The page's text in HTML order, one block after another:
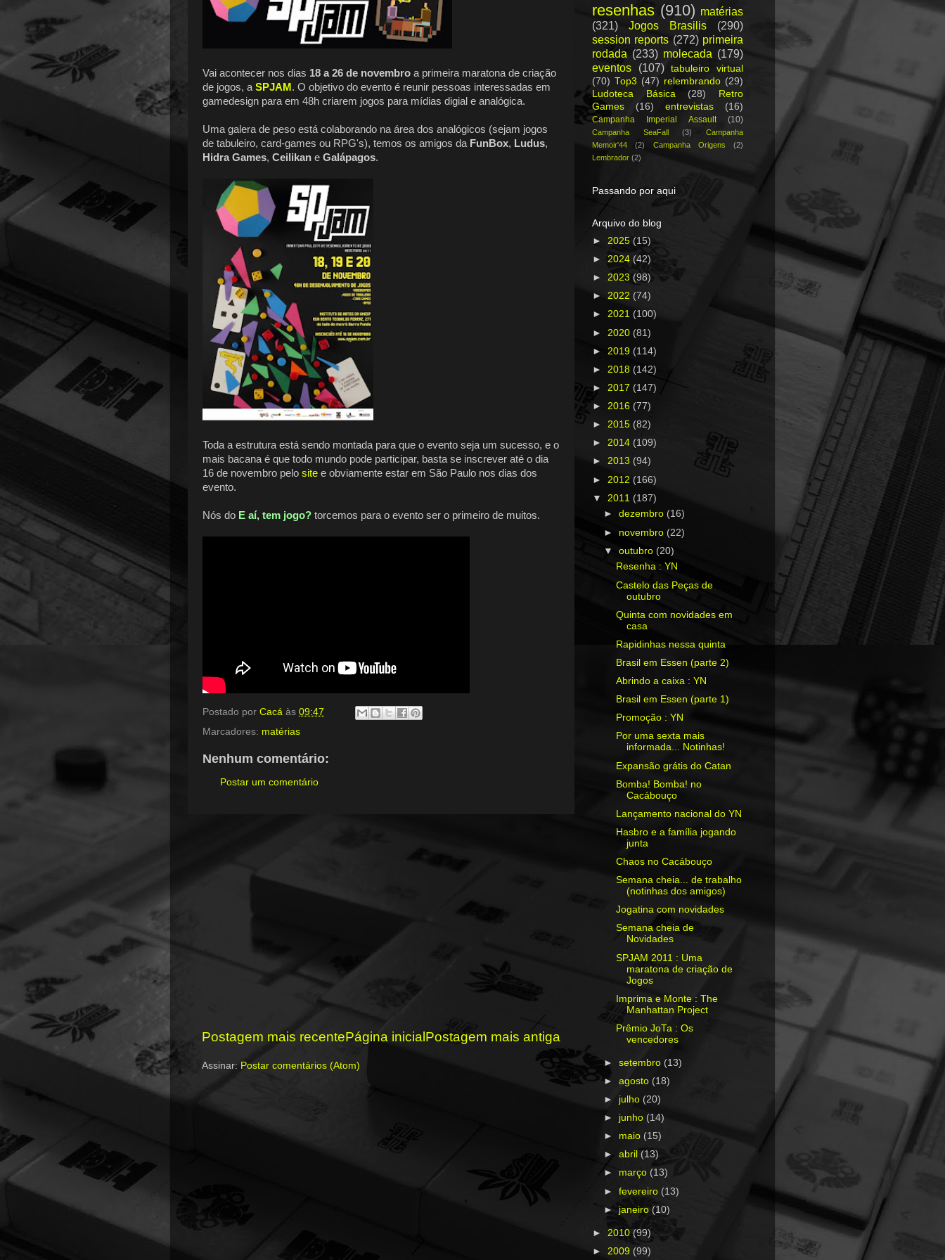
Vai acontecer nos dias 18 a 26 de novembro a primeira maratona de criação
de jogos, a SPJAM . O objetivo do evento é reunir pessoas interessadas em
gamedesign para em 48h criarem jogos para mídias digial e analógica.
Uma galera de peso está colaborando na área dos analógicos (sejam jogos
de tabuleiro, card-games ou RPG's), temos os amigos da FunBox, Ludus,
Hidra Games, Ceilikan e Galápagos.
Toda a estrutura está sendo montada para que o evento seja um sucesso, e o
mais bacana é que todo mundo pode participar, basta se inscrever até o dia
16 de novembro pelo site e obviamente estar em São Paulo nos dias dos
evento.
Nós do E aí, tem jogo? torcemos para o evento ser o primeiro de muitos.
Postado por Cacá às 09:47
Marcadores: matérias
Nenhum comentário:
Postar um comentário
Postagem mais recente Postagem mais antiga
Página inicial
Assinar: Postar comentários (Atom)
resenhas (910) matérias
(321)
Jogos Brasilis
(290)
session reports (272) primeira
rodada (233) molecada (179)
eventos
(107)
tabuleiro virtual
(70) Top3 (47) relembrando (29)
Ludoteca Básica
(28)
Retro
Games
(16) entrevistas (16)
Campanha Imperial Assault (10)
Campanha SeaFall (3)
Campanha
Memoir'44
(2) Campanha Origens
(2)
Lembrador (2)
Passando por aqui
Arquivo do blog
► 2025 (15)
► 2024 (42)
► 2023 (98)
► 2022 (74)
► 2021 (100)
► 2020 (81)
► 2019 (114)
► 2018 (142)
► 2017 (147)
► 2016 (77)
► 2015 (82)
► 2014 (109)
► 2013 (94)
► 2012 (166)
▼ 2011 (187)
►dezembro (16)
► novembro (22)
▼outubro (20)
Resenha : YN
Castelo das Peças de
outubro
Quinta com novidades em
casa
Rapidinhas nessa quinta
Brasil em Essen (parte 2)
Abrindo a caixa : YN
Brasil em Essen (parte 1)
Promoção : YN
Por uma sexta mais
informada... Notinhas!
Expansão grátis do Catan
Bomba! Bomba! no
Cacábouço
Lançamento nacional do YN
Hasbro e a família jogando
junta
Chaos no Cacábouço
Semana cheia... de trabalho
(notinhas dos amigos)
Jogatina com novidades
Semana cheia de
Novidades
SPJAM 2011 : Uma
maratona de criação de
Jogos
Imprima e Monte : The
Manhattan Project
Prêmio JoTa : Os
vencedores
►setembro (13)
►agosto (18)
► julho (20)
► junho (14)
► maio (15)
►abril (13)
► março (13)
►fevereiro (13)
►janeiro (10)
► 2010 (99)
► 2009 (99)